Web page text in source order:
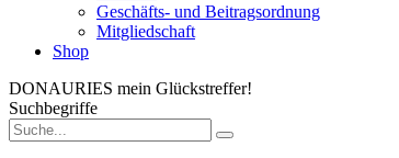
Geschäfts- und Beitragsordnung
Mitgliedschaft
Shop
DONAURIES mein Glückstreffer!
Suchbegriffe